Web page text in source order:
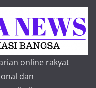
online rakyat
dan